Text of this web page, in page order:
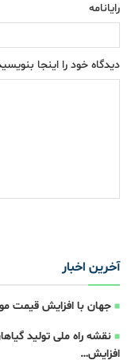
رایانامه
دیدگاه خود را اینجا
آخرین اخبار
جهان با افزایش قیمت
نقشه راه ملی تولید
افزایش…